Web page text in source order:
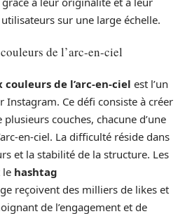
sur une large échelle.
de l’arc-en-ciel
de l’arc-en-ciel est l’un
Instagram. Ce défi consiste à créer
couches, chacune d’une
en-ciel. La difficulté réside dans
et la stabilité de la structure. Les
le hashtag
reçoivent des milliers de likes et
de l’engagement et de